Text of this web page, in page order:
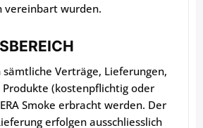
vereinbart wurden.
sämtliche Verträge, Lieferungen,
Produkte (kostenpflichtig oder
Smoke erbracht werden. Der
erfolgen ausschliesslich